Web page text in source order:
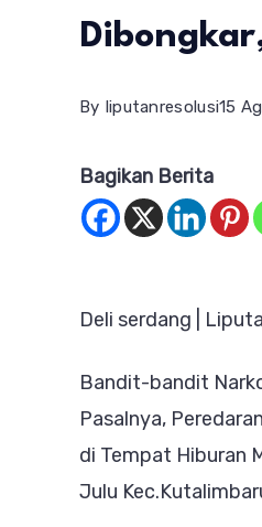
By liputanresolusi15
Bagikan Berita
Deli serdang |
Bandit-bandit
Pasalnya,
di Tempat Hiburan
Julu